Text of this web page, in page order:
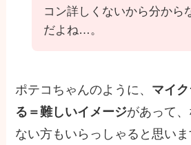
コン詳しくないから分から
だよね…。
ポテコちゃんのように、 マイ
る＝難しいイメージがあって
ない方もいらっしゃると思いま